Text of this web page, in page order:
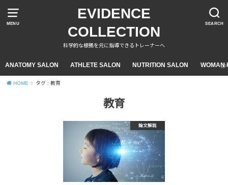
MENU SEARCH
EVIDENCE
COLLECTION
科学的な根拠を元に指導できるトレーナーへ
ANATOMY SALON ATHLETE SALON NUTRITION SALON WOMAN
HOME タグ : 教育
教育
論文解説